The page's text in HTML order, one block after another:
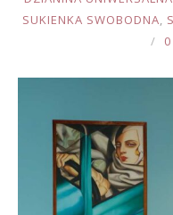
SUKIENKA SWOBODNA,